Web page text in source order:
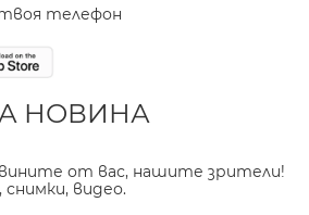
телефон
НОВИНА
от вас, нашите зрители!
видео.